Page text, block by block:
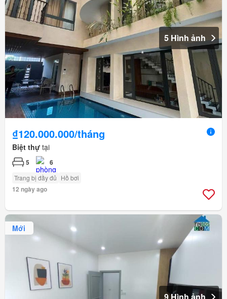
5 Hình ảnh
₫120.000.000/tháng
Biệt thự tại
5 6
Trang bị đầy đủ Hồ bơi
12 ngày ago
Mới